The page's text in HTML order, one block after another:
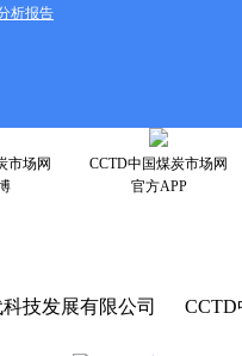
析报告
市场网
CCTD中国煤炭市场网
官方APP
技发展有限公司